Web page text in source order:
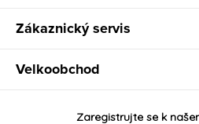
Zákaznický servis
Velkoobchod
Zaregistrujte se k